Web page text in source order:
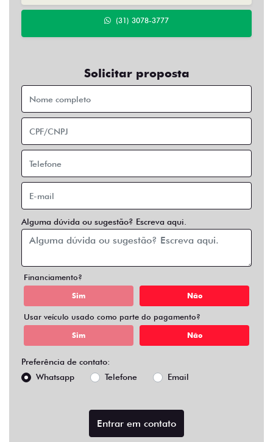
(31) 3078-3777
Solicitar proposta
Alguma dúvida ou sugestão? Escreva aqui.
Financiamento?
Sim Não
Usar veículo usado como parte do pagamento?
Sim Não
Preferência de contato:
Whatsapp
Telefone Email
Entrar em contato